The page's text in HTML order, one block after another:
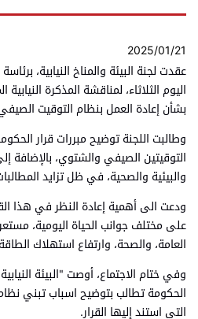
2025/01/21
عقدت لجنة البيئة والمناخ النيابية،
اليوم الثلاثاء، لمناقشة المذكرة
بشأن إعادة العمل بنظام التوقيت
وطالبت اللجنة توضيح مبررات قرار
التوقيتين الصيفي والشتوي، بالإضافة
والبيئية والصحية، في ظل تزايد
ودعت الى أهمية إعادة النظر في هذا
على مختلف جوانب الحياة اليومية،
العامة، والصحة، وارتفاع استهلاك
وفي ختام الاجتماع، أوصت "البيئة
الحكومة تطالب بتوضيح اسباب تبني
التي استند إليها القرار.